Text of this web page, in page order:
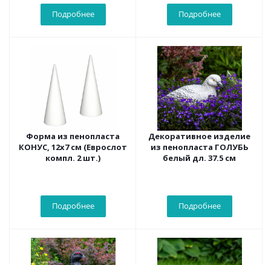
Подробнее Подробнее
Форма из пенопласта
КОНУС, 12х7 см (Еврослот
компл. 2 шт.)
Подробнее
Декоративное изделие
из пенопласта ГОЛУБЬ
белый дл. 37.5 см
Подробнее